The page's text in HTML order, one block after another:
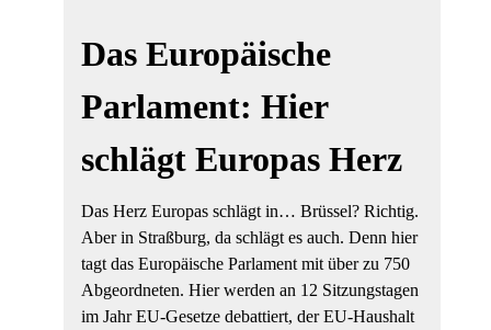
Das Europäische
Parlament: Hier
schlägt Europas Herz
Das Herz Europas schlägt in… Brüssel? Richtig.
Aber in Straßburg, da schlägt es auch. Denn hier
tagt das Europäische Parlament mit über zu 750
Abgeordneten. Hier werden an 12 Sitzungstagen
im Jahr EU-Gesetze debattiert, der EU-Haushalt